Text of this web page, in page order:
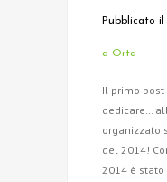
Pubblicato il
a Orta
Il primo
dedicare…
organizzato
del 2014!
2014 è